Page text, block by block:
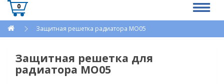
0
Защитная решетка радиатора МО05
Защитная решетка для
радиатора МО05